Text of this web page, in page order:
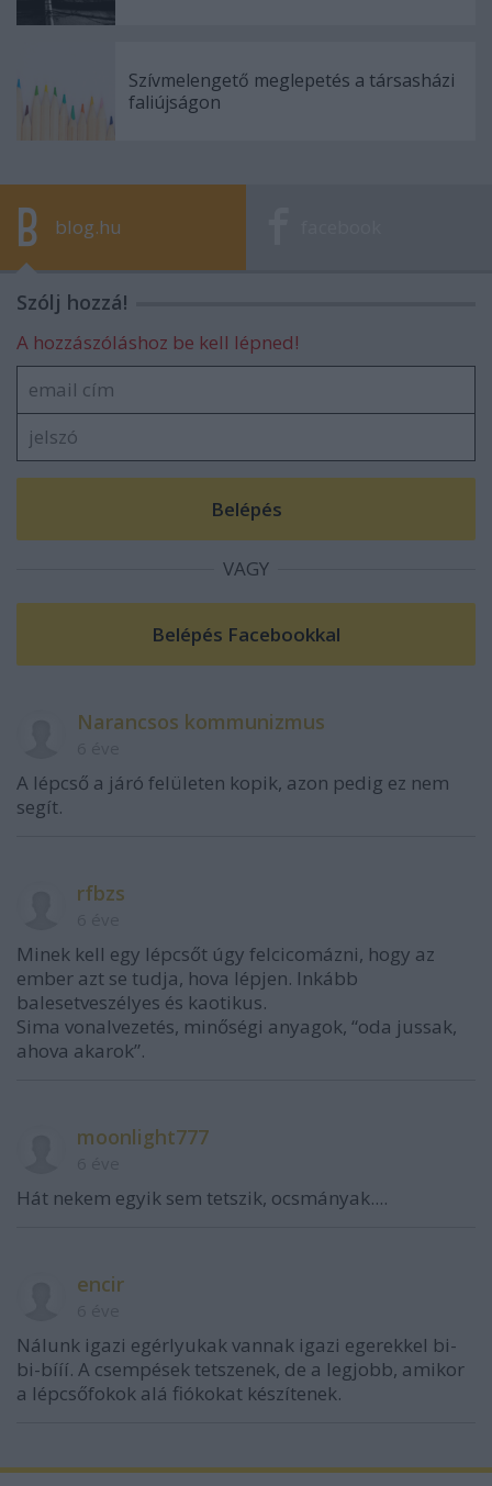
Szívmelengető meglepetés a társasházi
faliújságon
blog.hu
Szólj hozzá!
A hozzászóláshoz be kell lépned!
VAGY
Narancsos kommunizmus
A lépcső a járó felületen kopik, azon pedig ez nem
segít.
rfbzs
Minek kell egy lépcsőt úgy felcicomázni, hogy az
ember azt se tudja, hova lépjen. Inkább
balesetveszélyes és kaotikus.
Sima vonalvezetés, minőségi anyagok, “oda jussak,
ahova akarok”.
moonlight777
Hát nekem egyik sem tetszik, ocsmányak....
encir
Nálunk igazi egérlyukak vannak igazi egerekkel bi-
bi-bííí. A csempések tetszenek, de a legjobb, amikor
a lépcsőfokok alá fiókokat készítenek.